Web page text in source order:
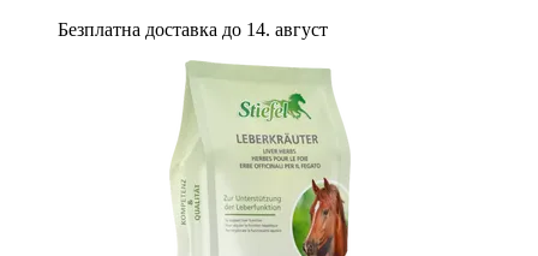
Безплатна доставка до 14. август